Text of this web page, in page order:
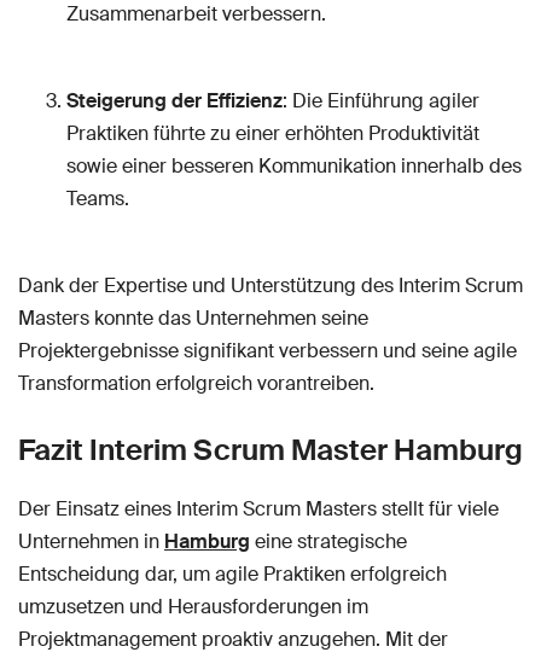
Zusammenarbeit verbessern.
Steigerung der Effizienz: Die Einführung agiler
Praktiken führte zu einer erhöhten Produktivität
sowie einer besseren Kommunikation innerhalb des
Teams.
Dank der Expertise und Unterstützung des Interim Scrum
Masters konnte das Unternehmen seine
Projektergebnisse signifikant verbessern und seine agile
Transformation erfolgreich vorantreiben.
Fazit Interim Scrum Master Hamburg
Der Einsatz eines Interim Scrum Masters stellt für viele
Unternehmen in Hamburg eine strategische
Entscheidung dar, um agile Praktiken erfolgreich
umzusetzen und Herausforderungen im
Projektmanagement proaktiv anzugehen. Mit der